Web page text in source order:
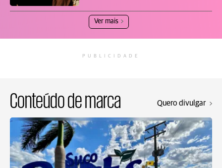
Ver mais
PUBLICIDADE
Conteúdo de marca Quero divulgar